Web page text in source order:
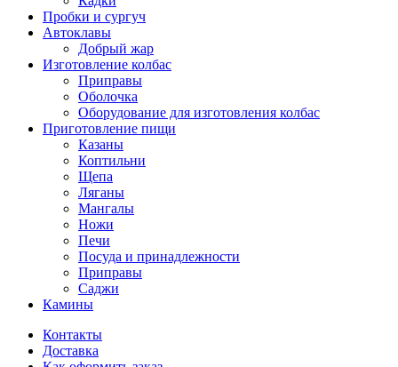
Пробки и сургуч
Автоклавы
Добрый жар
Изготовление колбас
Приправы
Оболочка
Оборудование для изготовления колбас
Приготовление пищи
Казаны
Коптильни
Щепа
Ляганы
Мангалы
Ножи
Печи
Посуда и принадлежности
Приправы
Саджи
Камины
Контакты
Доставка